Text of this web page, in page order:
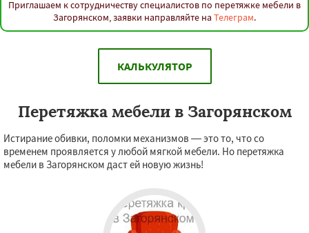
Приглашаем к сотрудничеству специалистов по перетяжке мебели в
Загорянском, заявки направляйте на Телеграм.
КАЛЬКУЛЯТОР
Перетяжка мебели в Загорянском
Истирание обивки, поломки механизмов — это то, что со
временем проявляется у любой мягкой мебели. Но перетяжка
мебели в Загорянском даст ей новую жизнь!